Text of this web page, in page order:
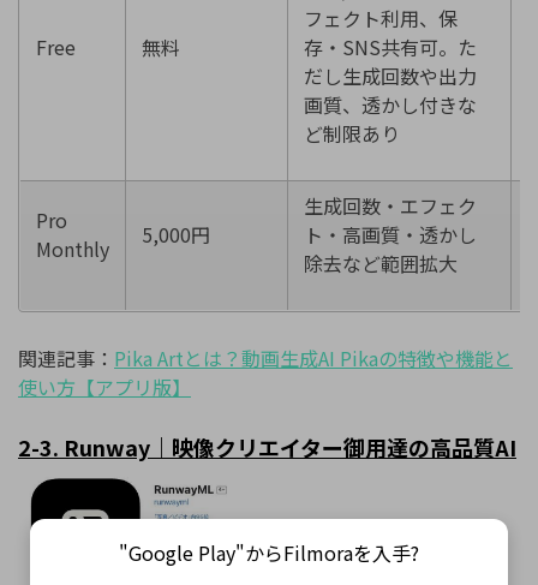
Free 無料
フェクト利用、保
存・SNS共有可。た
だし生成回数や出力
画質、透かし付きな
ど制限あり
Pro
Monthly
5,000円
生成回数・エフェク
ト・高画質・透かし
除去など範囲拡大
関連記事： Pika Artとは？動画生成AI Pikaの特徴や機能と
使い方【アプリ版】
2-3. Runway ｜映像クリエイター御用達の高品質AI
"Google Play"からFilmoraを入手?